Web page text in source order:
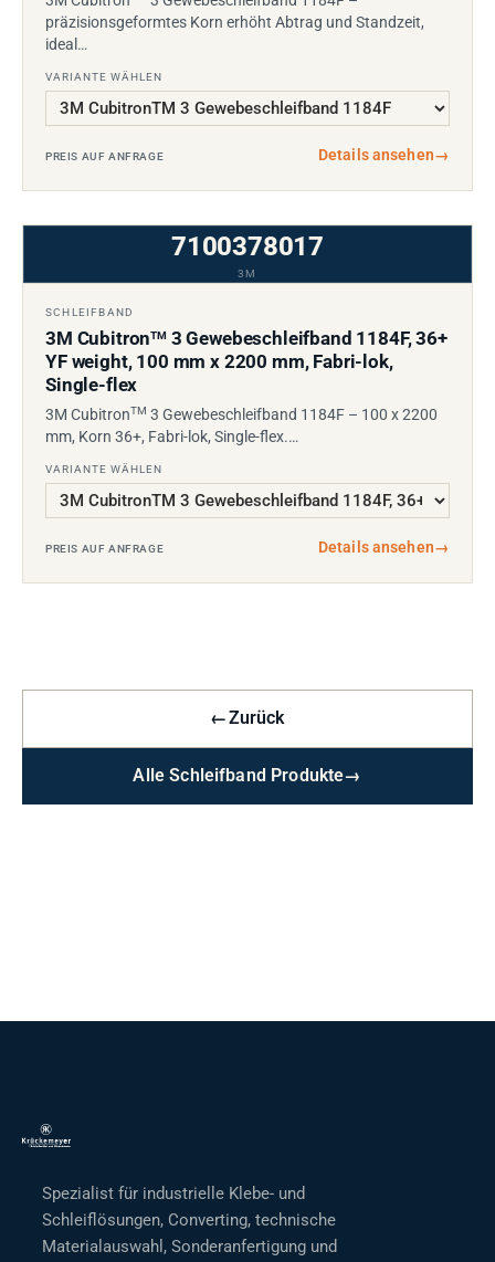
präzisionsgeformtes Korn erhöht Abtrag und Standzeit,
ideal…
VARIANTE WÄHLEN
PREIS AUF ANFRAGE Details ansehen→
7100378017
3M
SCHLEIFBAND
3M CubitronTM3 Gewebeschleifband 1184F, 36+
YF weight, 100 mm x 2200 mm, Fabri-lok,
Single-flex
3M CubitronTM 3 Gewebeschleifband 1184F – 100 x 2200
mm, Korn 36+, Fabri-lok, Single-flex.…
VARIANTE WÄHLEN
PREIS AUF ANFRAGE Details ansehen→
←Zurück
Alle Schleifband Produkte→
Spezialist für industrielle Klebe- und
Schleiflösungen, Converting, technische
Materialauswahl, Sonderanfertigung und